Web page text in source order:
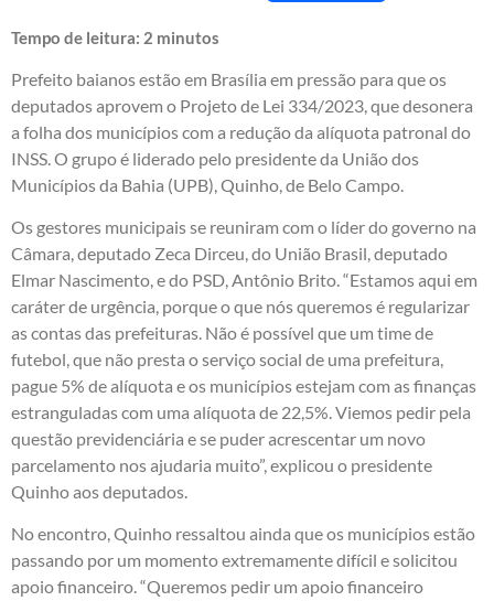
Tempo de leitura: 2 minutos
Prefeito baianos estão em Brasília em pressão para que os
deputados aprovem o Projeto de Lei 334/2023, que desonera
a folha dos municípios com a redução da alíquota patronal do
INSS. O grupo é liderado pelo presidente da União dos
Municípios da Bahia (UPB), Quinho, de Belo Campo.
Os gestores municipais se reuniram com o líder do governo na
Câmara, deputado Zeca Dirceu, do União Brasil, deputado
Elmar Nascimento, e do PSD, Antônio Brito. “Estamos aqui em
caráter de urgência, porque o que nós queremos é regularizar
as contas das prefeituras. Não é possível que um time de
futebol, que não presta o serviço social de uma prefeitura,
pague 5% de alíquota e os municípios estejam com as finanças
estranguladas com uma alíquota de 22,5%. Viemos pedir pela
questão previdenciária e se puder acrescentar um novo
parcelamento nos ajudaria muito”, explicou o presidente
Quinho aos deputados.
No encontro, Quinho ressaltou ainda que os municípios estão
passando por um momento extremamente difícil e solicitou
apoio financeiro. “Queremos pedir um apoio financeiro